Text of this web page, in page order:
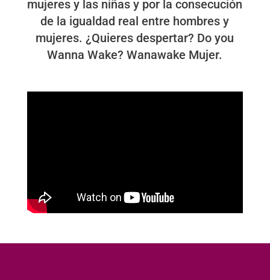
mujeres y las niñas y por la consecución
de la igualdad real entre hombres y
mujeres. ¿Quieres despertar? Do you
Wanna Wake? Wanawake Mujer.